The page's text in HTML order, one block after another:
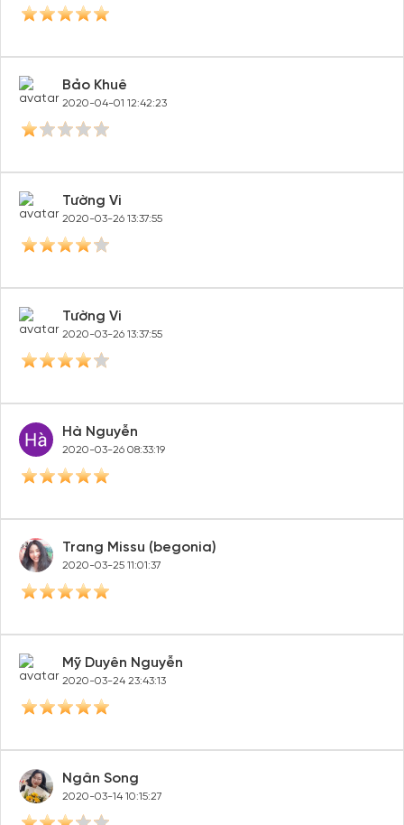
Bảo Khuê
2020-04-01 12:42:23
Tường Vi
2020-03-26 13:37:55
Tường Vi
2020-03-26 13:37:55
Hà Nguyễn
2020-03-26 08:33:19
Trang Missu (begonia)
2020-03-25 11:01:37
Mỹ Duyên Nguyễn
2020-03-24 23:43:13
Ngân Song
2020-03-14 10:15:27